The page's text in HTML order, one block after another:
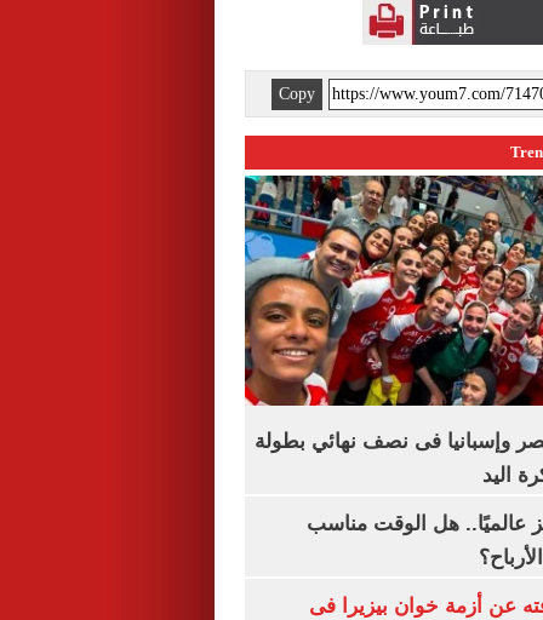
Copy
وإسبانيا فى نصف نهائي بطولة
اليد
عالميًا.. هل الوقت مناسب
عن أزمة خوان بيزيرا فى